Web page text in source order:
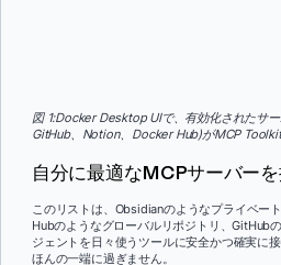
図 1:Docker Desktop UIで、有効化されたサ
GitHub、Notion、Docker Hub)がMCP Toolkit
自分に最適なMCPサーバー
このリストは、Obsidianのようなプライベー
Hubのようなグローバルリポジトリ、GitHub
ジェントを日々使うツールに安全かつ確実に
ほんの一端に過ぎません。